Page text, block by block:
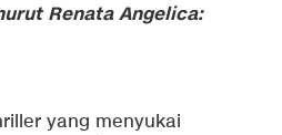
Renata Angelica:
yang menyukai